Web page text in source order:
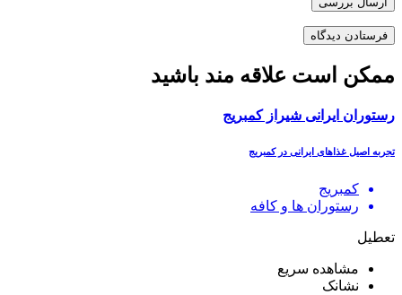
ممکن است علاقه مند باشید
رستوران ایرانی شیراز کمبریج
تجربه اصیل غذاهای ایرانی در کمبریج
کمبریج
رستوران ھا و کافه
تعطیل
مشاهده سریع
نشانک